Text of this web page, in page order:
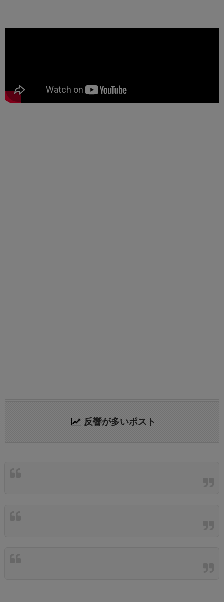
反響が多いポスト